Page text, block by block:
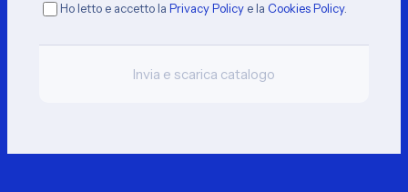
Ho letto e accetto la Privacy Policye la Cookies Policy.
Invia e scarica catalogo